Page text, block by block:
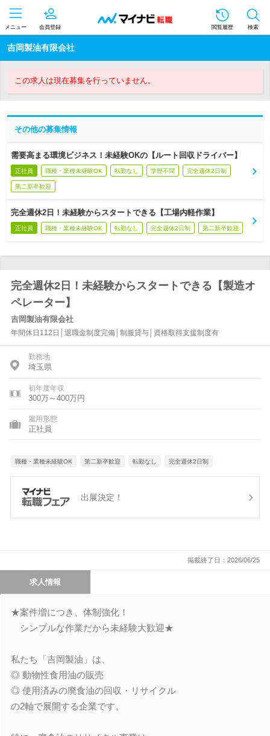
メニュー 会員登録 閲覧履歴 検索
吉岡製油有限会社
この求人は現在募集を行っていません。
その他の募集情報
需要高まる環境ビジネス！未経験OKの【ルート回収ドライバー】
正社員 職種・業種未経験OK 転勤なし 学歴不問 完全週休2日制
第二新卒歓迎
完全週休2日！未経験からスタートできる【工場内軽作業】
正社員 職種・業種未経験OK 転勤なし 完全週休2日制 第二新卒歓迎
完全週休2日！未経験からスタートできる【製造オ
ペレーター】
吉岡製油有限会社
年間休日112日│退職金制度完備│制服貸与│資格取得支援制度有
勤務地
埼玉県
初年度年収
300万～400万円
雇用形態
正社員
職種・業種未経験OK 第二新卒歓迎 転勤なし 完全週休2日制
出展決定！
掲載終了日：2026/06/25
求人情報
★案件増につき、体制強化！
シンプルな作業だから未経験大歓迎★
私たち「吉岡製油」は、
◎ 動物性食用油の販売
◎ 使用済みの廃食油の回収・リサイクル
の2軸で展開する企業です。